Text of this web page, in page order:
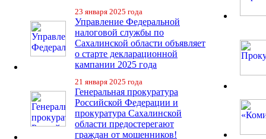
23 января 2025 года
Управление Федеральной
налоговой службы по
Сахалинской области объявляет
о старте декларационной
кампании 2025 года
21 января 2025 года
Генеральная прокуратура
Российской Федерации и
прокуратура Сахалинской
области предостерегают
граждан от мошенников!